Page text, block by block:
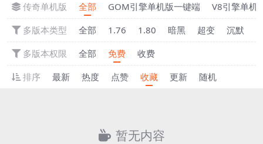
传奇单机版
全部 GOM引擎单机版一键端
V8引擎单机
多版本类型
全部 1.76 1.80 暗黑 超变 沉默
多版本权限
全部 免费
收费
排序
最新 热度 点赞 收藏 更新 随机
暂无内容